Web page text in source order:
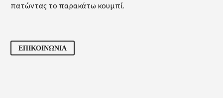
πατώντας το παρακάτω κουμπί.
ΕΠΙΚΟΙΝΩΝΙΑ